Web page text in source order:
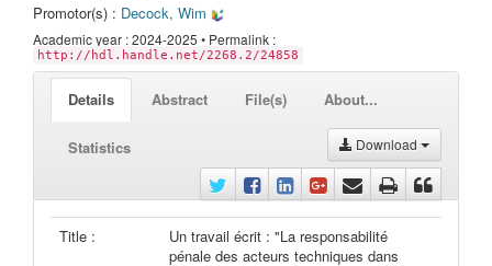
Promotor(s) : Decock, Wim
Academic year : 2024-2025 • Permalink :
http://hdl.handle.net/2268.2/24858
Details Abstract File(s) About...
Statistics Download
Title :
Un travail écrit : "La responsabilité
pénale des acteurs techniques dans